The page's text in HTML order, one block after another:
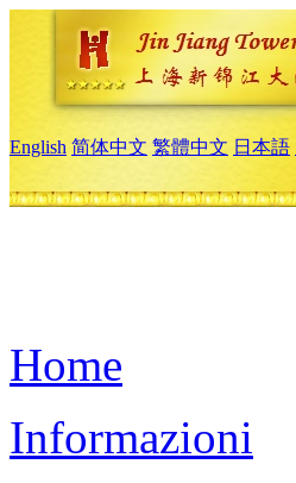
English 简体中文 繁體中文 日本語
Home
Informazioni